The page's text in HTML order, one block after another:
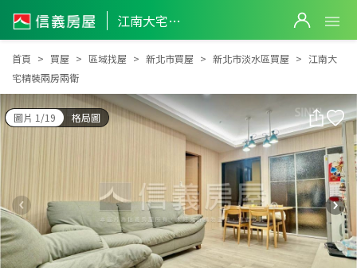
江南大宅精裝兩房兩衛
江南大宅精裝兩房兩衛
首頁 買屋 區域找屋 新北市買屋 新北市淡水區買屋
江南大
宅精裝兩房兩衛
圖片 1/19 格局圖